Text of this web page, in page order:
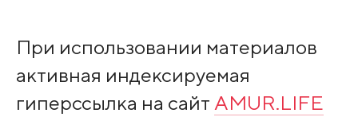
При использовании материалов
активная индексируемая
гиперссылка на сайт AMUR.LIFE